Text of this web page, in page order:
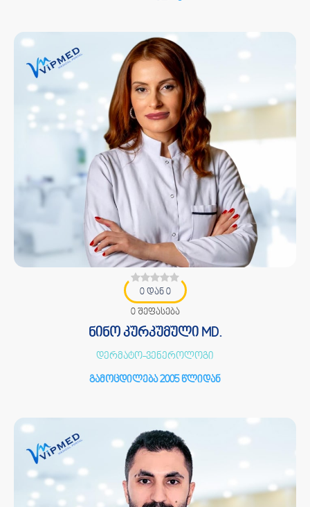
0 დან 0
0 შეფასება
ნინო კურკუმული MD.
დერმატო-ვენეროლოგი
გამოცდილება 2005 წლიდან